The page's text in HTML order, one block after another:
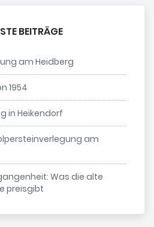
BEITRÄGE
am Heidberg
1954
in Heikendorf
am
Was die alte
preisgibt